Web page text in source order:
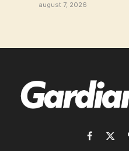
august 7, 2026
Facebook
X